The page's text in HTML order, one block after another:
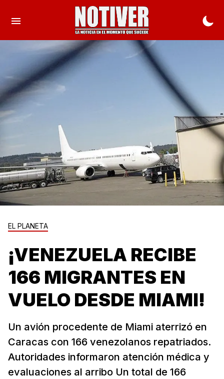
EL PLANETA
¡VENEZUELA RECIBE
166 MIGRANTES EN
VUELO DESDE MIAMI!
Un avión procedente de Miami aterrizó en
Caracas con 166 venezolanos repatriados.
Autoridades informaron atención médica y
evaluaciones al arribo Un total de 166